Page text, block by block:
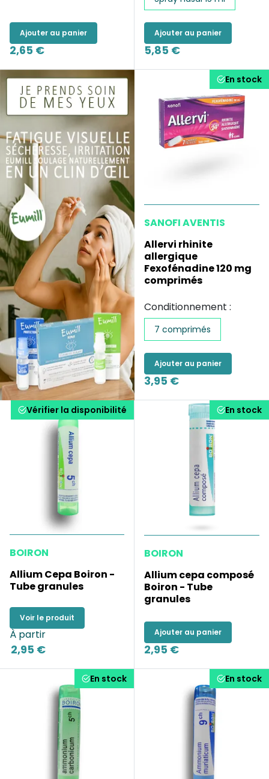
Ajouter au panier
2,65 €
Ajouter au panier
5,85 €
En stock
SANOFI AVENTIS
Allervi rhinite
allergique
Fexofénadine 120 mg
comprimés
Conditionnement :
7 comprimés
Ajouter au panier
3,95 €
Vérifier la disponibilité
BOIRON
Allium Cepa Boiron -
Tube granules
Voir le produit
À partir
2,95 €
En stock
BOIRON
Allium cepa composé
Boiron - Tube
granules
Ajouter au panier
2,95 €
En stock En stock